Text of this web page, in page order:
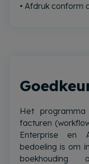
• Afdruk conform
Het
facturen
Enterprise en
bedoeling is om
boekhouding